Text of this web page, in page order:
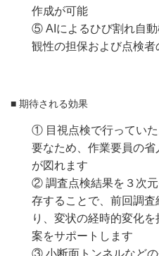
作成が可能
⑤ AIによるひび割れ自
観性の担保および点検
■ 期待される効果
① 目視点検で行ってい
要なため、作業要員の
が図れます
② 調査点検結果を３次
存することで、前回調
り、変状の経時的変化
案をサポートします
③ 小断面トンネルなど